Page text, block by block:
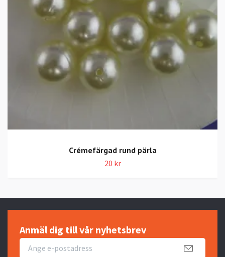
Crémefärgad rund pärla
20 kr
Anmäl dig till vår nyhetsbrev